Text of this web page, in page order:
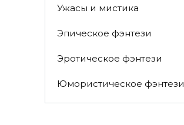
Ужасы и мистика
Эпическое фэнтези
Эротическое фэнтези
Юмористическое фэнтези